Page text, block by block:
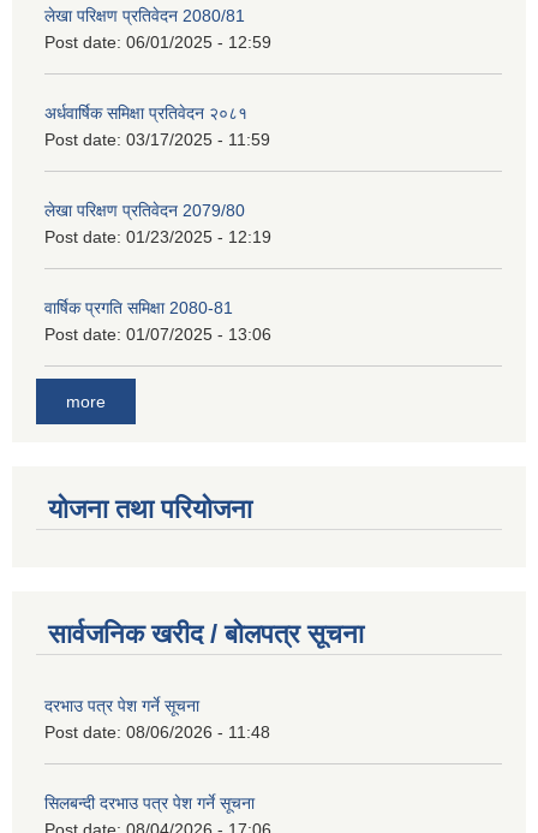
लेखा परिक्षण प्रतिवेदन 2080/81
Post date: 06/01/2025 - 12:59
अर्धवार्षिक समिक्षा प्रतिवेदन २०८१
Post date: 03/17/2025 - 11:59
लेखा परिक्षण प्रतिवेदन 2079/80
Post date: 01/23/2025 - 12:19
वार्षिक प्रगति समिक्षा 2080-81
Post date: 01/07/2025 - 13:06
more
योजना तथा परियोजना
सार्वजनिक खरीद / बोलपत्र सूचना
दरभाउ पत्र पेश गर्ने सूचना
Post date: 08/06/2026 - 11:48
सिलबन्दी दरभाउ पत्र पेश गर्ने सूचना